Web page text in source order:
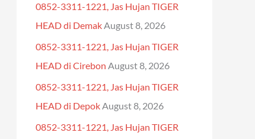
r
:
0852-3311-1221, Jas Hujan TIGER
HEAD di DemakAugust 8, 2026
0852-3311-1221, Jas Hujan TIGER
HEAD di Cirebon August 8, 2026
0852-3311-1221, Jas Hujan TIGER
HEAD di DepokAugust 8, 2026
0852-3311-1221, Jas Hujan TIGER